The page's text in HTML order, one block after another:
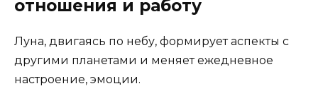
отношения и работу
Луна, двигаясь по небу, формирует аспекты с
другими планетами и меняет ежедневное
настроение, эмоции.